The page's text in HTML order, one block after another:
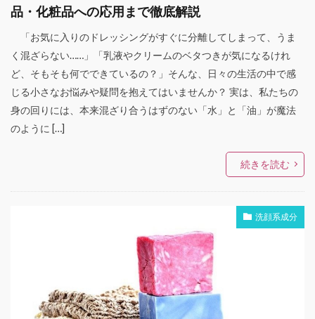
品・化粧品への応用まで徹底解説
「お気に入りのドレッシングがすぐに分離してしまって、うま
く混ざらない……」「乳液やクリームのベタつきが気になるけれ
ど、そもそも何でできているの？」そんな、日々の生活の中で感
じる小さなお悩みや疑問を抱えてはいませんか？ 実は、私たちの
身の回りには、本来混ざり合うはずのない「水」と「油」が魔法
のように […]
続きを読む
洗顔系成分